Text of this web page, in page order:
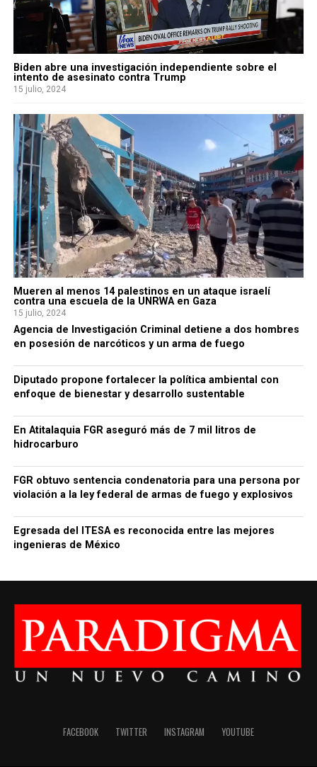
Biden abre una investigación independiente sobre el
intento de asesinato contra Trump
15 julio, 2024
Mueren al menos 14 palestinos en un ataque israelí
contra una escuela de la UNRWA en Gaza
15 julio, 2024
Agencia de Investigación Criminal detiene a dos hombres
en posesión de narcóticos y un arma de fuego
Diputado propone fortalecer la política ambiental con
enfoque de bienestar y desarrollo sustentable
En Atitalaquia FGR aseguró más de 7 mil litros de
hidrocarburo
FGR obtuvo sentencia condenatoria para una persona por
violación a la ley federal de armas de fuego y explosivos
Egresada del ITESA es reconocida entre las mejores
ingenieras de México
FACEBOOK TWITTER INSTAGRAM YOUTUBE